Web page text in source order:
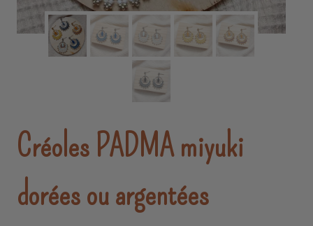
Créoles PADMA miyuki
dorées ou argentées